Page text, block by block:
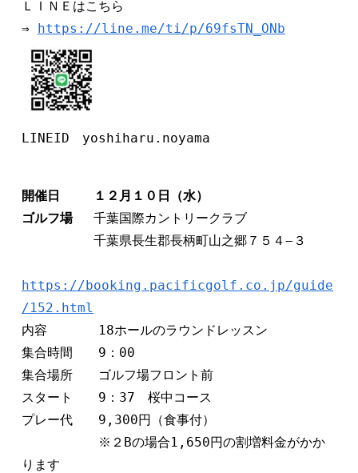
ＬＩＮＥはこちら
⇒ https://line.me/ti/p/69fsTN_ONb
LINEID　yoshiharu.noyama
開催日　　 １２月１０日（水）
ゴルフ場 千葉国際カントリークラブ
千葉県長生郡長柄町山之郷７５４−３
https://booking.pacificgolf.co.jp/guide
/152.html
内容　　　　18ホールのラウンドレッスン
集合時間　　9：00
集合場所　　ゴルフ場フロント前
スタート　　9：37　桜中コース
プレー代　　9,300円（食事付）
※２Bの場合1,650円の割増料金がかか
ります